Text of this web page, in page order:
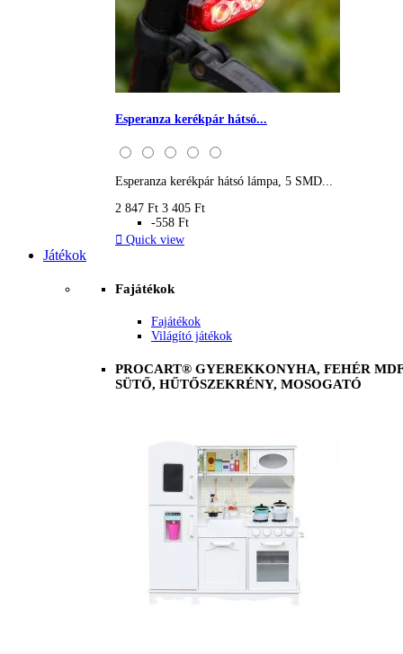
Esperanza kerékpár hátsó...
Esperanza kerékpár hátsó lámpa, 5 SMD...
2 847 Ft 3 405 Ft
-558 Ft
 Quick view
Játékok
Fajátékok
Fajátékok
Világító játékok
PROCART® GYEREKKONYHA, FEHÉR
SÜTŐ, HŰTŐSZEKRÉNY, MOSOGATÓ